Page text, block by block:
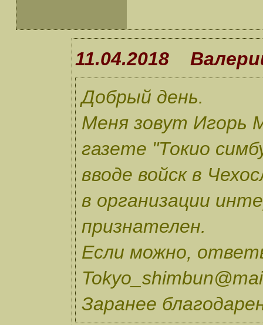
11.04.2018
Добрый день.
Меня зовут Игорь
газете "Токио
вводе войск в
в организации
признателен.
Если можно,
Заранее